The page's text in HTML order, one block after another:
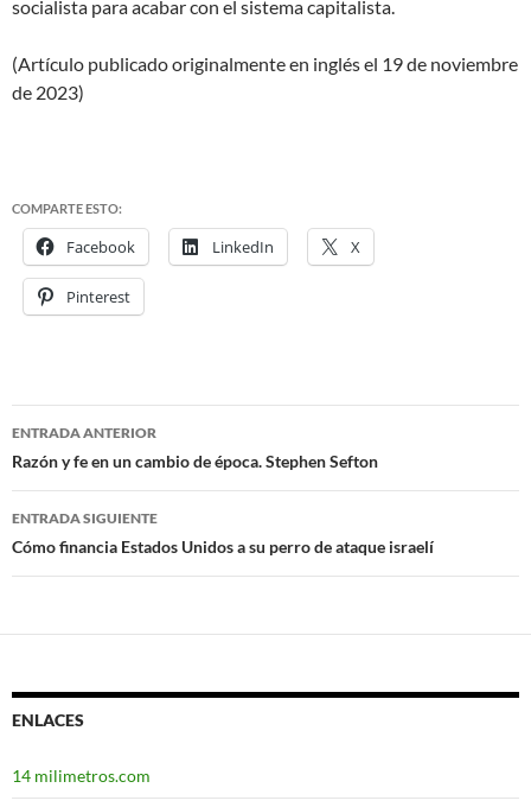
socialista para acabar con el sistema capitalista.
(Artículo publicado originalmente en inglés el 19 de noviembre
de 2023)
COMPARTE ESTO:
Facebook LinkedIn X
Pinterest
Navegación
de
entradas
ENTRADA ANTERIOR
Razón y fe en un cambio de época. Stephen Sefton
ENTRADA SIGUIENTE
Cómo financia Estados Unidos a su perro de ataque israelí
ENLACES
14 milimetros.com